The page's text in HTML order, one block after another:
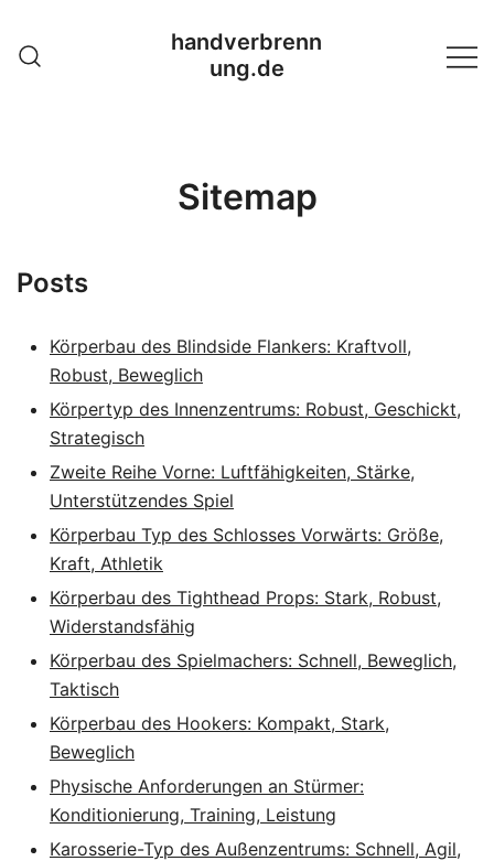
content
handverbrenn
ung.de
Sitemap
Posts
Körperbau des Blindside Flankers: Kraftvoll,
Robust, Beweglich
Körpertyp des Innenzentrums: Robust, Geschickt,
Strategisch
Zweite Reihe Vorne: Luftfähigkeiten, Stärke,
Unterstützendes Spiel
Körperbau Typ des Schlosses Vorwärts: Größe,
Kraft, Athletik
Körperbau des Tighthead Props: Stark, Robust,
Widerstandsfähig
Körperbau des Spielmachers: Schnell, Beweglich,
Taktisch
Körperbau des Hookers: Kompakt, Stark,
Beweglich
Physische Anforderungen an Stürmer:
Konditionierung, Training, Leistung
Karosserie-Typ des Außenzentrums: Schnell, Agil,